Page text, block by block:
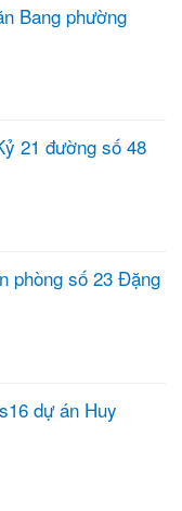
Bang phường
21 đường số 48
phòng số 23 Đặng
dự án Huy